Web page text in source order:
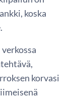
koska
korvasi